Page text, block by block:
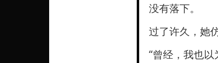
没有落下。
过了许久，她
“曾经，我也以